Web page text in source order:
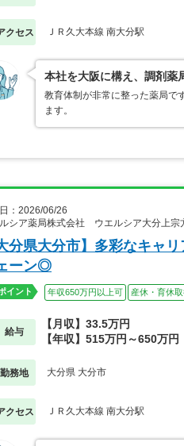
クセス ＪＲ久大本線 南大分駅
本社を大阪に構え、調剤薬
教育体制が非常に整った薬局で
ます。
：2026/06/26
シア薬局株式会社 ウエルシア大分上宗
分県大分市】多彩なキャ
ーン◎
イント 年収650万円以上可 産休・育休
給与
【月収】33.5万円
【年収】515万円～650万円
勤務地 大分県 大分市
クセス ＪＲ久大本線 南大分駅